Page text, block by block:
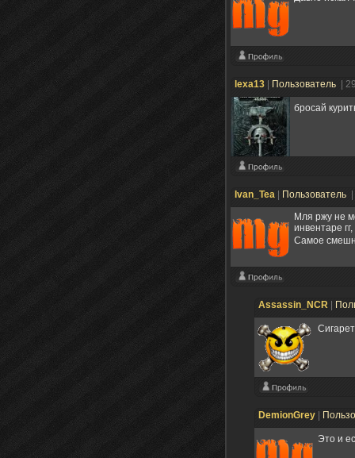
lexa13 Пользователь |
бросай
Ivan_Tea Пользователь
Мля ржу не
инвентаре
Самое
Assassin_NCR
DemionGrey
Это и